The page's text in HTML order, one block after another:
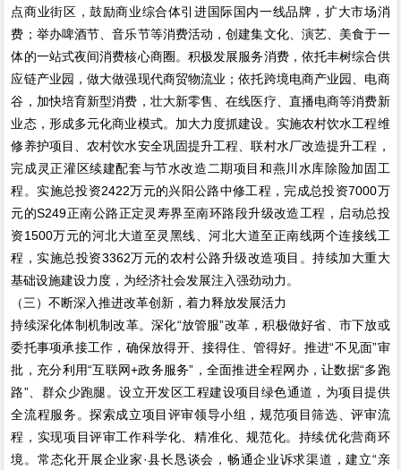
点商业街区，鼓励商业综合体引进国际国内一线品牌，扩大市场消
费；举办啤酒节、音乐节等消费活动，创建集文化、演艺、美食于一
体的一站式夜间消费核心商圈。积极发展服务消费，依托丰树综合供
应链产业园，做大做强现代商贸物流业；依托跨境电商产业园、电商
谷，加快培育新型消费，壮大新零售、在线医疗、直播电商等消费新
业态，形成多元化商业模式。加大力度抓建设。实施农村饮水工程维
修养护项目、农村饮水安全巩固提升工程、联村水厂改造提升工程，
完成灵正灌区续建配套与节水改造二期项目和燕川水库除险加固工
程。实施总投资2422万元的兴阳公路中修工程，完成总投资7000万
元的S249正南公路正定灵寿界至南环路段升级改造工程，启动总投
资1500万元的河北大道至灵黑线、河北大道至正南线两个连接线工
程，实施总投资3362万元的农村公路升级改造项目。持续加大重大
基础设施建设力度，为经济社会发展注入强劲动力。
（三）不断深入推进改革创新，着力释放发展活力
持续深化体制机制改革。深化“放管服”改革，积极做好省、市下放或
委托事项承接工作，确保放得开、接得住、管得好。推进“不见面”审
批，充分利用“互联网+政务服务”，全面推进全程网办，让数据“多跑
路”、群众少跑腿。设立开发区工程建设项目绿色通道，为项目提供
全流程服务。探索成立项目评审领导小组，规范项目筛选、评审流
程，实现项目评审工作科学化、精准化、规范化。持续优化营商环
境。常态化开展企业家·县长恳谈会，畅通企业诉求渠道，建立“亲